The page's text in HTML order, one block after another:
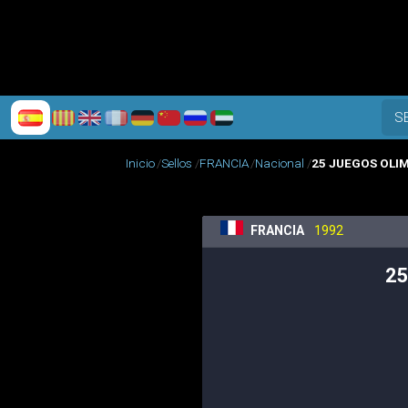
Inicio Sellos FRANCIA Nacional 25 JUEGOS
FRANCIA 1992